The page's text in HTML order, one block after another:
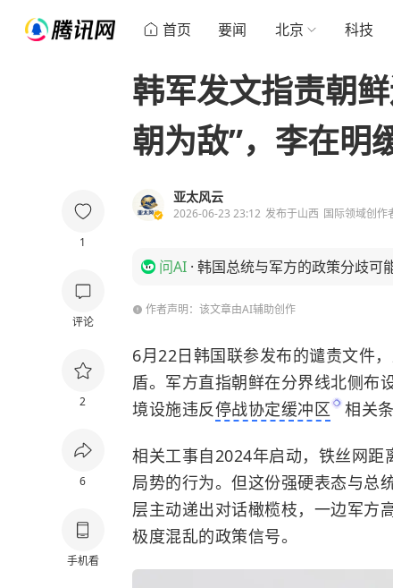
首页 要闻 北京 科技
1
评论
2
6
手机看
韩军发文指责朝
朝为敌”，李在明
亚太风云
2026-06-23 23:12 发布于山西 国际领域创作
问AI · 韩国总统与军方的政策分歧可
作者声明：该文章由AI辅助创作
6月22日韩国联参发布的谴责文件
盾。军方直指朝鲜在分界线北侧布
境设施违反停战协定缓冲区 相关条
相关工事自2024年启动，铁丝网
局势的行为。但这份强硬表态与总
层主动递出对话橄榄枝，一边军方
极度混乱的政策信号。